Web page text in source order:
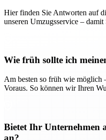
Hier finden Sie Antworten auf
unseren Umzugsservice –
Wie früh sollte ich
Am besten so früh wie möglich
Voraus. So können wir Ihren
Bietet Ihr Unternehmen
an?